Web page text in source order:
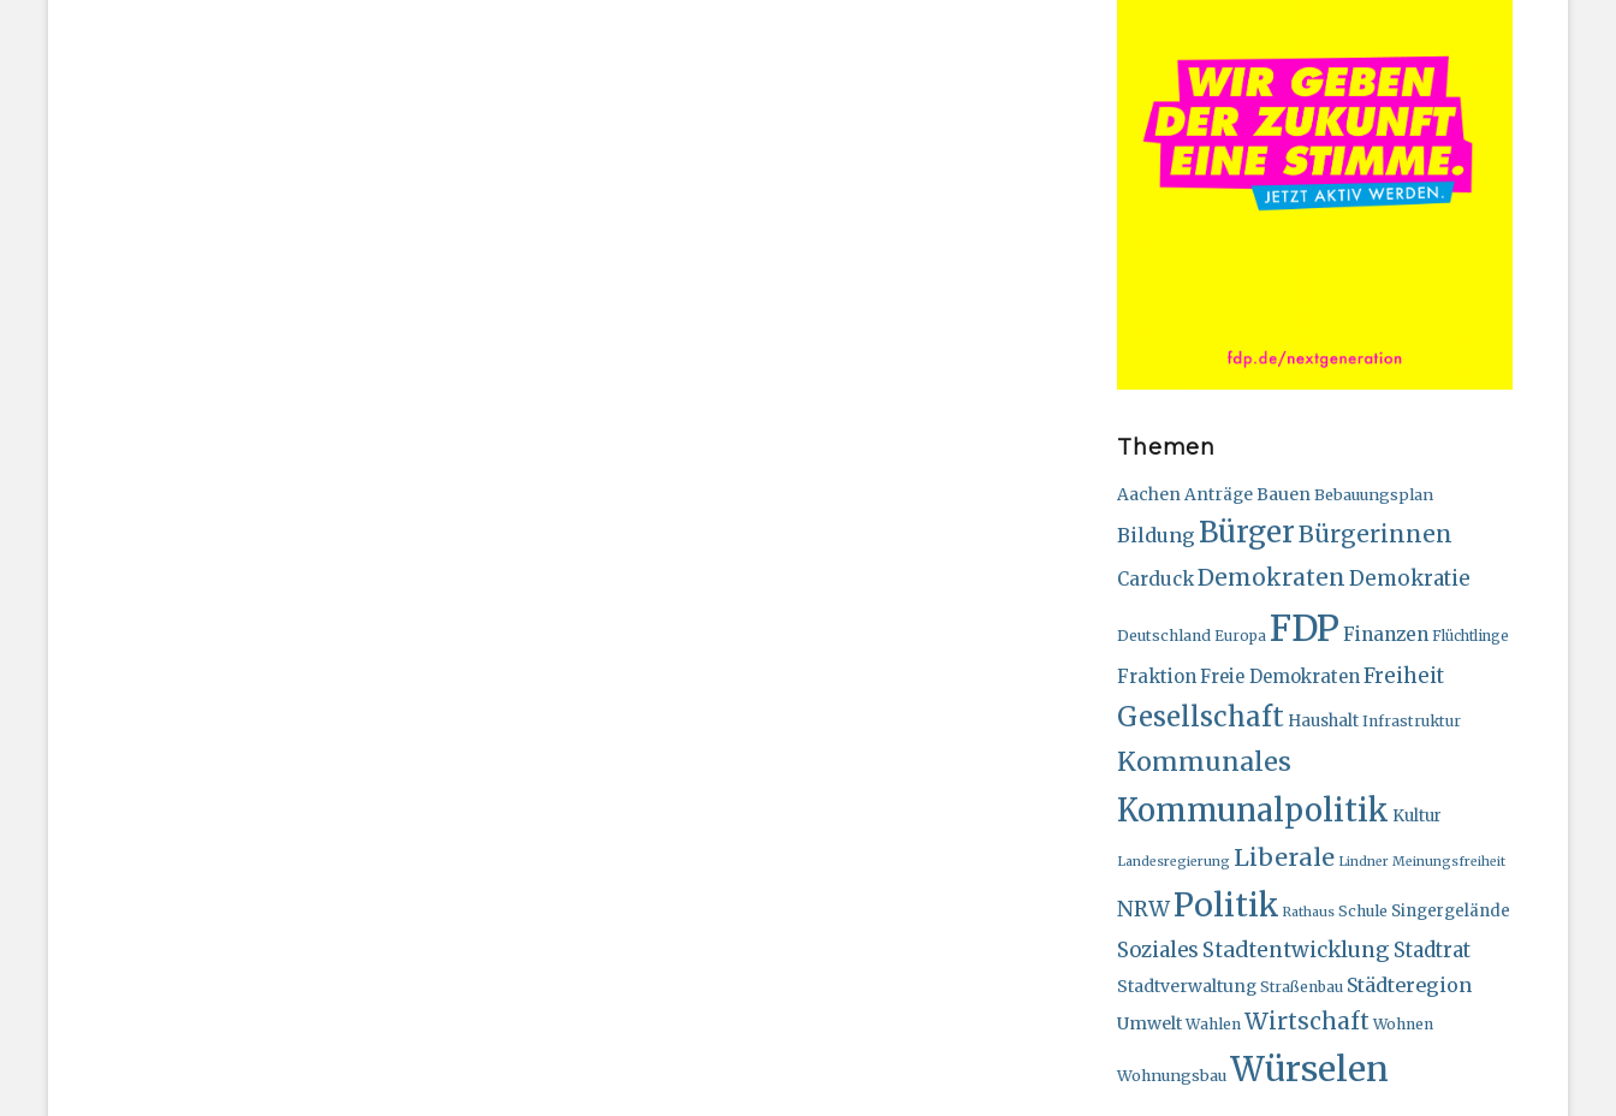
Themen
AachenAnträgeBauenBebauungsplan
Bildung BürgerBürgerinnen
CarduckDemokratenDemokratie
Deutschland Europa FDP Finanzen Flüchtlinge
FraktionFreie DemokratenFreiheit
Gesellschaft Haushalt Infrastruktur
Kommunales
Kommunalpolitik Kultur
Landesregierung Liberale Lindner Meinungsfreiheit
NRWPolitik Rathaus Schule Singergelände
Soziales Stadtentwicklung Stadtrat
Stadtverwaltung Straßenbau Städteregion
Umwelt Wahlen Wirtschaft Wohnen
WohnungsbauWürselen